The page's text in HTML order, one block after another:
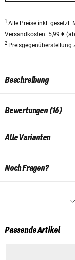
1 Alle Preise inkl. gesetzl.
Versandkosten: 5,99 €
2 Preisgegenüberstellung
Beschreibung
Bewertungen (16)
Alle Varianten
Noch Fragen?
Passende Artikel